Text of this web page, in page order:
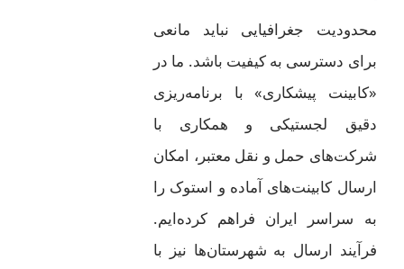
محدودیت جغرافیایی نباید مانعی
برای دسترسی به کیفیت باشد. ما در
«کابینت پیشکاری» با برنامه‌ریزی
دقیق لجستیکی و همکاری با
شرکت‌های حمل و نقل معتبر، امکان
ارسال کابینت‌های آماده و استوک را
به سراسر ایران فراهم کرده‌ایم.
فرآیند ارسال به شهرستان‌ها نیز با